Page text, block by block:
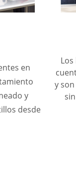
en
y
desde
y